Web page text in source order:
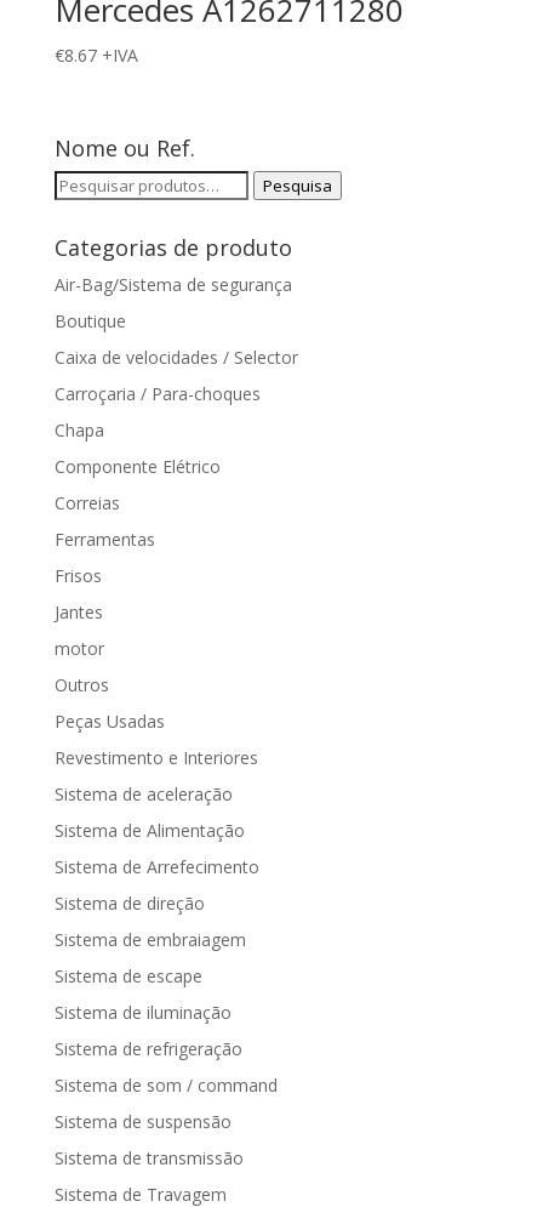
Mercedes A1262711280
€8.67 +IVA
Nome ou Ref.
Pesquisar
Pesquisa
Categorias de produto
Air-Bag/Sistema de segurança
Boutique
Caixa de velocidades / Selector
Carroçaria / Para-choques
Chapa
Componente Elétrico
Correias
Ferramentas
Frisos
Jantes
motor
Outros
Peças Usadas
Revestimento e Interiores
Sistema de aceleração
Sistema de Alimentação
Sistema de Arrefecimento
Sistema de direção
Sistema de embraiagem
Sistema de escape
Sistema de iluminação
Sistema de refrigeração
Sistema de som / command
Sistema de suspensão
Sistema de transmissão
Sistema de Travagem